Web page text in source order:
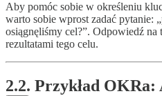
Aby pomóc sobie w określeniu
warto sobie wprost zadać pytanie:
osiągnęliśmy cel?”. Odpowiedź
rezultatami tego celu.
2.2. Przykład